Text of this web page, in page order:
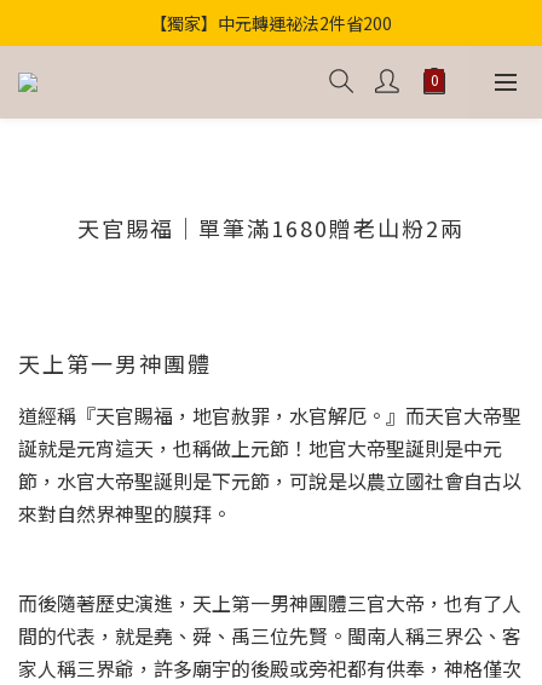
歡迎光臨！全店滿1000免運
【獨家】中元轉運祕法2件省200
歡迎光臨！全店滿1000免運
天官賜福｜單筆滿1680贈老山粉2兩
天上第一男神團體
道經稱『天官賜福，地官赦罪，水官解厄。』而天官大帝聖
誕就是元宵這天，也稱做上元節！地官大帝聖誕則是中元
節，水官大帝聖誕則是下元節，可說是以農立國社會自古以
來對自然界神聖的膜拜。
而後隨著歷史演進，天上第一男神團體三官大帝，也有了人
間的代表，就是堯、舜、禹三位先賢。閩南人稱三界公、客
家人稱三界爺，許多廟宇的後殿或旁祀都有供奉，神格僅次